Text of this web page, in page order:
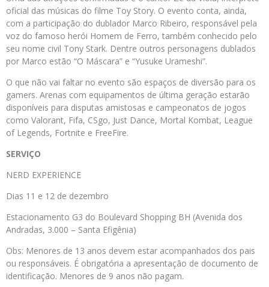
oficial das músicas do filme Toy Story. O evento conta, ainda,
com a participação do dublador Marco Ribeiro, responsável pela
voz do famoso herói Homem de Ferro, também conhecido pelo
seu nome civil Tony Stark. Dentre outros personagens dublados
por Marco estão “O Máscara” e “Yusuke Urameshi”.
O que não vai faltar no evento são espaços de diversão para os
gamers. Arenas com equipamentos de última geração estarão
disponíveis para disputas amistosas e campeonatos de jogos
como Valorant, Fifa, CSgo, Just Dance, Mortal Kombat, League
of Legends, Fortnite e FreeFire.
SERVIÇO
NERD EXPERIENCE
Dias 11 e 12 de dezembro
Estacionamento G3 do Boulevard Shopping BH (Avenida dos
Andradas, 3.000 – Santa Efigênia)
Obs: Menores de 13 anos devem estar acompanhados dos pais
ou responsáveis. É obrigatória a apresentação de documento de
identificação. Menores de 9 anos não pagam.